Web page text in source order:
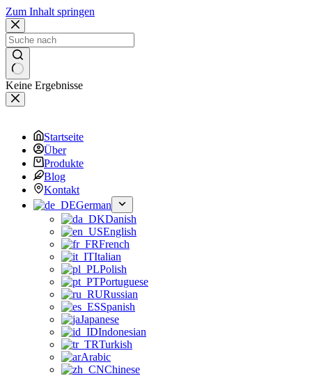
Zum Inhalt springen
Keine Ergebnisse
Startseite
Über
Produkte
Blog
Kontakt
German
Danish
English
French
Italian
Polish
Portuguese
Russian
Spanish
Japanese
Indonesian
Turkish
Arabic
Chinese